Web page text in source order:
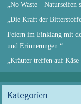
„No Waste – Naturseifen
„Die Kraft der
Feiern im Einklang mit
und Erinnerungen.“
„Kräuter treffen auf Käse
Kategorien